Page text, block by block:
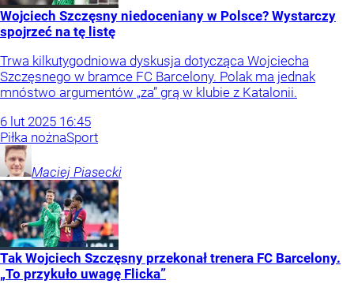
Wojciech Szczęsny niedoceniany w Polsce? Wystarczy
spojrzeć na tę listę
Trwa kilkutygodniowa dyskusja dotycząca Wojciecha
Szczęsnego w bramce FC Barcelony. Polak ma jednak
mnóstwo argumentów „za” grą w klubie z Katalonii.
6 lut 2025 16:45
Piłka nożnaSport
Maciej Piasecki
Tak Wojciech Szczęsny przekonał trenera FC Barcelony.
„To przykuło uwagę Flicka”